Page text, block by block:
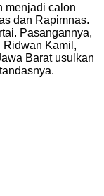
menjadi calon
dan Rapimnas.
Pasangannya,
Ridwan Kamil,
Barat usulkan